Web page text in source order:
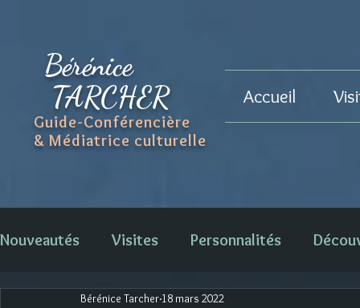
Bérénice
TARCHER
Guide-Conférencière
& Médiatrice culturelle
Accueil
Nouveautés Visites Personnalités
Bérénice Tarcher 18 mars 2022